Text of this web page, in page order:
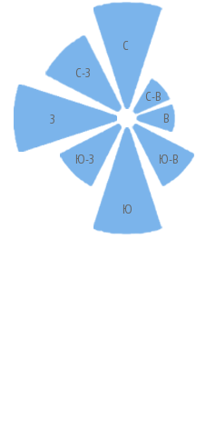
С
С-В
В
Ю-В
Ю
Ю-З
З
С-З